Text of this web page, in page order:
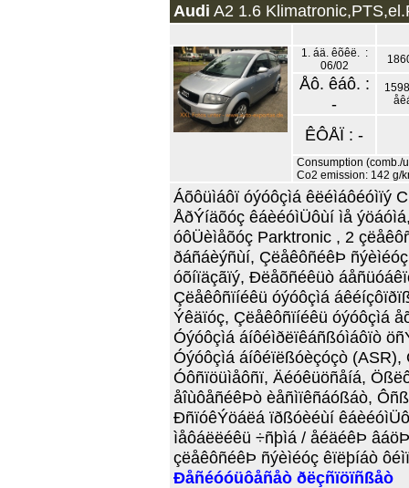
Audi A2 1.6
1. áä. êõêë. :
06/02
Åô. êáô. :
-
ÊÔÅÏ : -
Consumption (comb./
Co2 emission: 142 g/
Áõôüìáôï óýóôçìá êëéìáôéóìïý
ÅðÝíäõóç êáèéóìÜôùí ìå
óôÜèìåõóç Parktronic , 2
ðáñáèýñùí, ÇëåêôñéêÞ
óõíïäçãïý, Ðëåõñéêüò
Çëåêôñïíéêü óýóôçìá
Ýêäïóç, Çëåêôñïíéêü óýóôçìá
Óýóôçìá áíôéìðëïêáñßóìáôïò
Óýóôçìá áíôéïëßóèçóçò (ASR),
Óôñïöüìåôñï, Äéóêüöñåíá,
åîùôåñéêÞò èåñìïêñáóßáò,
ÐñïóêÝöáëá ïðßóèéùí
ìåôáëëéêü ÷ñþìá / åéäéêÞ
çëåêôñéêÞ ñýèìéóç êïëþíáò
Ðåñéóóüôåñåò ðëçñïöïñßåò